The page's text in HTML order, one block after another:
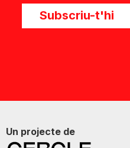
Subscriu-t'hi
Un projecte de